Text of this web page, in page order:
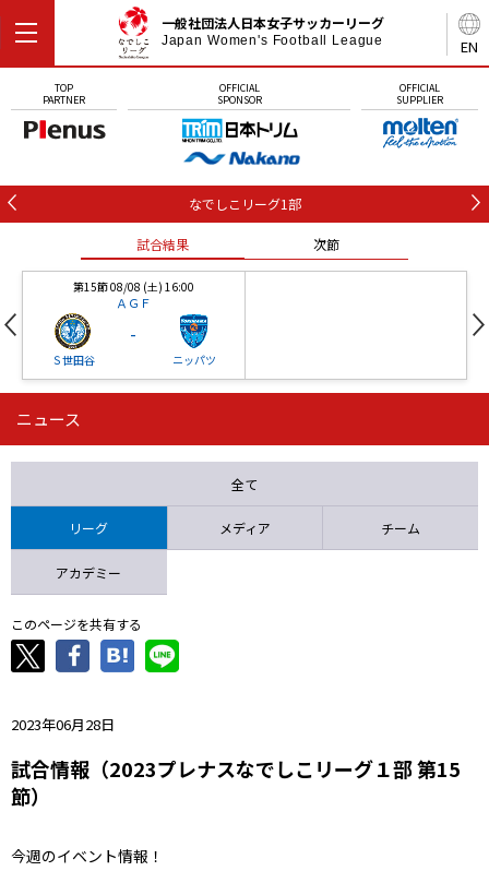
EN
一般社団法人日本女子サッカーリーグ
Japan Women's Football League
TOP
PARTNER
OFFICIAL
SPONSOR
OFFICIAL
SUPPLIER
なでしこリーグ1部
試合結果 次節
第15節 08/08 (土) 16:00
ＡＧＦ
Ｓ世田谷
-
ニッパツ
第16節 09/05 (土) 15:00
ニッパツ 石人の星
ニュース
全て
リーグ メディア チーム
アカデミー
このページを共有する
2023年06月28日
試合情報（2023プレナスなでしこリーグ１部 第15
節）
今週のイベント情報！